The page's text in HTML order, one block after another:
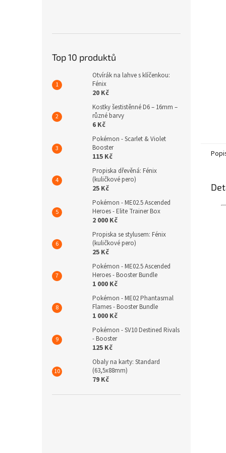
Top 10 produktů
Otvírák na lahve s klíčenkou:
Fénix
20 Kč
Kostky šestistěnné D6 – 16mm –
různé barvy
6 Kč
Pokémon - Scarlet & Violet
Booster
115 Kč
Propiska dřevěná: Fénix
(kuličkové pero)
25 Kč
Pokémon - ME02.5 Ascended
Heroes - Elite Trainer Box
2 000 Kč
Propiska se stylusem: Fénix
(kuličkové pero)
25 Kč
Pokémon - ME02.5 Ascended
Heroes - Booster Bundle
1 000 Kč
Pokémon - ME02 Phantasmal
Flames - Booster Bundle
1 000 Kč
Pokémon - SV10 Destined Rivals
- Booster
125 Kč
Obaly na karty: Standard
(63,5x88mm)
79 Kč